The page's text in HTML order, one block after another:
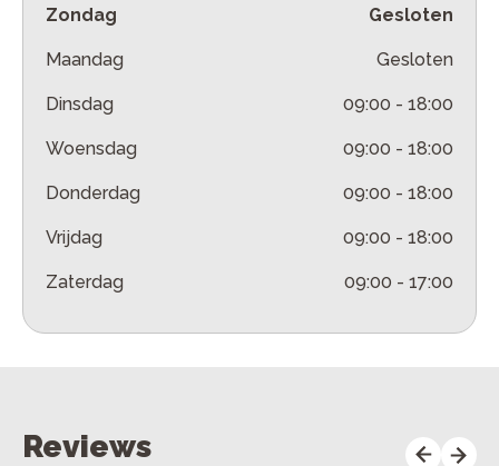
Zondag Gesloten
Maandag Gesloten
Dinsdag 09:00 - 18:00
Woensdag 09:00 - 18:00
Donderdag 09:00 - 18:00
Vrijdag 09:00 - 18:00
Zaterdag 09:00 - 17:00
Reviews